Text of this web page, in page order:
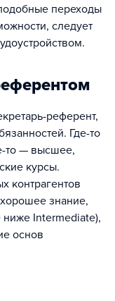
переходы
следует
референт,
Где-то
то — высшее,
курсы.
контрагентов
знание,
ниже Intermediate),
основ